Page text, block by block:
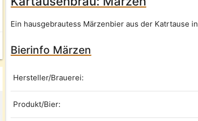
Ein hausgebrautess Märzenbier aus der Katrtause
Bierinfo Märzen
Hersteller/Brauerei:
Produkt/Bier: